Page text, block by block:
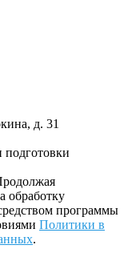
д. 31
обработку
программы
Политики в
.